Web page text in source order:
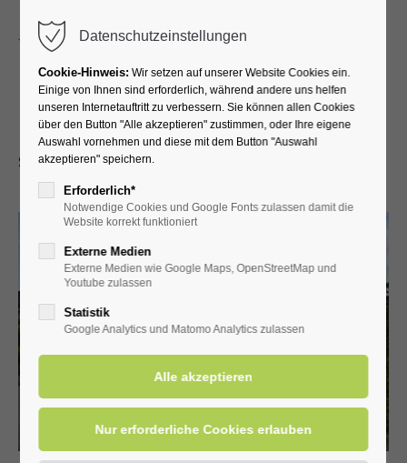
Ferienwohnung Köneke
Schäferkämper Weg 28 • 59597 Bad Westernkotten
Datenschutzeinstellungen
Cookie-Hinweis: Wir setzen auf unserer Website Cookies ein.
Einige von Ihnen sind erforderlich, während andere uns helfen
unseren Internetauftritt zu verbessern. Sie können allen Cookies
über den Button "Alle akzeptieren" zustimmen, oder Ihre eigene
Auswahl vornehmen und diese mit dem Button "Auswahl
akzeptieren" speichern.
Erforderlich*
Notwendige Cookies und Google Fonts zulassen damit die
Website korrekt funktioniert
Externe Medien
Externe Medien wie Google Maps, OpenStreetMap und
Youtube zulassen
Statistik
Google Analytics und Matomo Analytics zulassen